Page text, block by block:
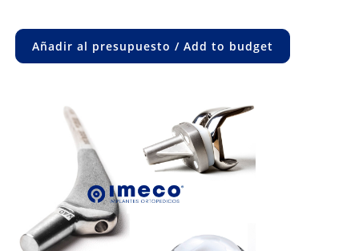
Añadir al presupuesto / Add to budget